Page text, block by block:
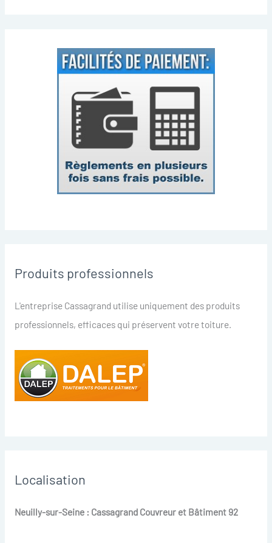
Produits professionnels
L'entreprise Cassagrand utilise uniquement des produits
professionnels, efficaces qui préservent votre toiture.
Localisation
Neuilly-sur-Seine : Cassagrand Couvreur et Bâtiment 92